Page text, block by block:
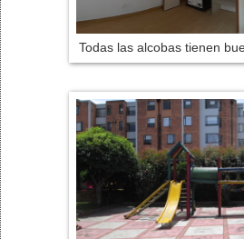
Todas las alcobas tienen